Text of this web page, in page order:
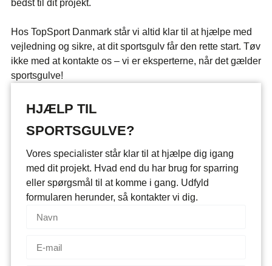
bedst til dit projekt.
Hos TopSport Danmark står vi altid klar til at hjælpe med
vejledning og sikre, at dit sportsgulv får den rette start. Tøv
ikke med at kontakte os – vi er eksperterne, når det gælder
sportsgulve!
HJÆLP TIL
SPORTSGULVE?
Vores specialister står klar til at hjælpe dig igang
med dit projekt. Hvad end du har brug for sparring
eller spørgsmål til at komme i gang. Udfyld
formularen herunder, så kontakter vi dig.